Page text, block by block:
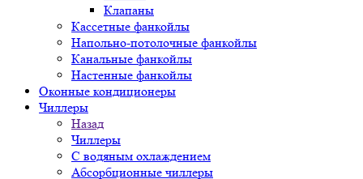
Клапаны
Кассетные фанкойлы
Напольно-потолочные фанкойлы
Канальные фанкойлы
Настенные фанкойлы
Оконные кондиционеры
Чиллеры
Назад
Чиллеры
С водяным охлаждением
Абсорбционные чиллеры